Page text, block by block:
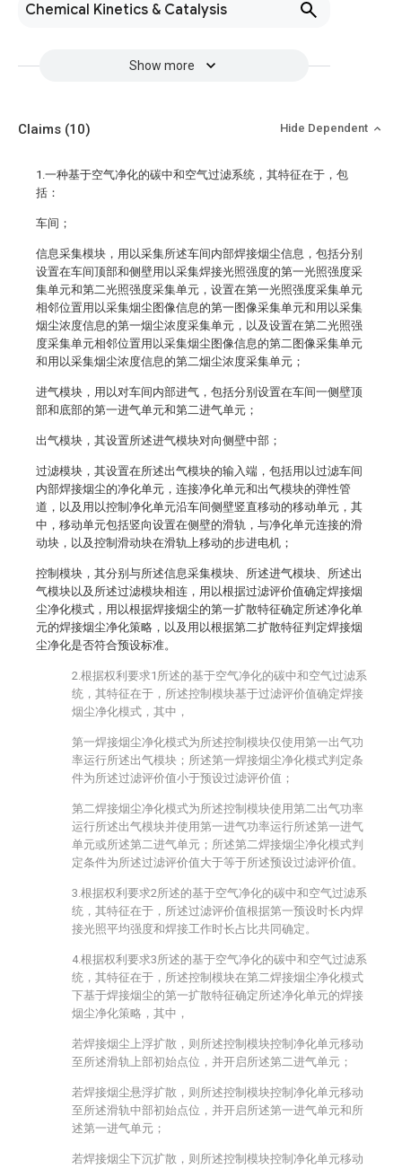
Chemical Kinetics & Catalysis
Show more
Claims (10) Hide Dependent
1.一种基于空气净化的碳中和空气过滤系统，其特征在于，包
括：
车间；
信息采集模块，用以采集所述车间内部焊接烟尘信息，包括分别
设置在车间顶部和侧壁用以采集焊接光照强度的第一光照强度采
集单元和第二光照强度采集单元，设置在第一光照强度采集单元
相邻位置用以采集烟尘图像信息的第一图像采集单元和用以采集
烟尘浓度信息的第一烟尘浓度采集单元，以及设置在第二光照强
度采集单元相邻位置用以采集烟尘图像信息的第二图像采集单元
和用以采集烟尘浓度信息的第二烟尘浓度采集单元；
进气模块，用以对车间内部进气，包括分别设置在车间一侧壁顶
部和底部的第一进气单元和第二进气单元；
出气模块，其设置所述进气模块对向侧壁中部；
过滤模块，其设置在所述出气模块的输入端，包括用以过滤车间
内部焊接烟尘的净化单元，连接净化单元和出气模块的弹性管
道，以及用以控制净化单元沿车间侧壁竖直移动的移动单元，其
中，移动单元包括竖向设置在侧壁的滑轨，与净化单元连接的滑
动块，以及控制滑动块在滑轨上移动的步进电机；
控制模块，其分别与所述信息采集模块、所述进气模块、所述出
气模块以及所述过滤模块相连，用以根据过滤评价值确定焊接烟
尘净化模式，用以根据焊接烟尘的第一扩散特征确定所述净化单
元的焊接烟尘净化策略，以及用以根据第二扩散特征判定焊接烟
尘净化是否符合预设标准。
2.根据权利要求1所述的基于空气净化的碳中和空气过滤系
统，其特征在于，所述控制模块基于过滤评价值确定焊接
烟尘净化模式，其中，
第一焊接烟尘净化模式为所述控制模块仅使用第一出气功
率运行所述出气模块；所述第一焊接烟尘净化模式判定条
件为所述过滤评价值小于预设过滤评价值；
第二焊接烟尘净化模式为所述控制模块使用第二出气功率
运行所述出气模块并使用第一进气功率运行所述第一进气
单元或所述第二进气单元；所述第二焊接烟尘净化模式判
定条件为所述过滤评价值大于等于所述预设过滤评价值。
3.根据权利要求2所述的基于空气净化的碳中和空气过滤系
统，其特征在于，所述过滤评价值根据第一预设时长内焊
接光照平均强度和焊接工作时长占比共同确定。
4.根据权利要求3所述的基于空气净化的碳中和空气过滤系
统，其特征在于，所述控制模块在第二焊接烟尘净化模式
下基于焊接烟尘的第一扩散特征确定所述净化单元的焊接
烟尘净化策略，其中，
若焊接烟尘上浮扩散，则所述控制模块控制净化单元移动
至所述滑轨上部初始点位，并开启所述第二进气单元；
若焊接烟尘悬浮扩散，则所述控制模块控制净化单元移动
至所述滑轨中部初始点位，并开启所述第一进气单元和所
述第一进气单元；
若焊接烟尘下沉扩散，则所述控制模块控制净化单元移动